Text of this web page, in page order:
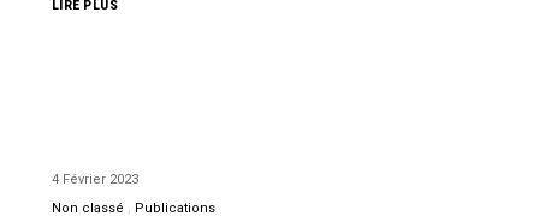
LIRE PLUS
4 Février 2023
Non classé
Publications